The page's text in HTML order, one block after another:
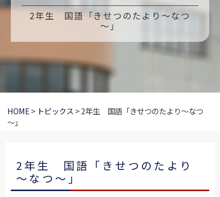
キ
プ
2年生 国語「きせつのたより～なつ
～」
HOME> トピックス >2年生 国語「きせつのたより～なつ
～」
2年生 国語「きせつのたより
～なつ～」